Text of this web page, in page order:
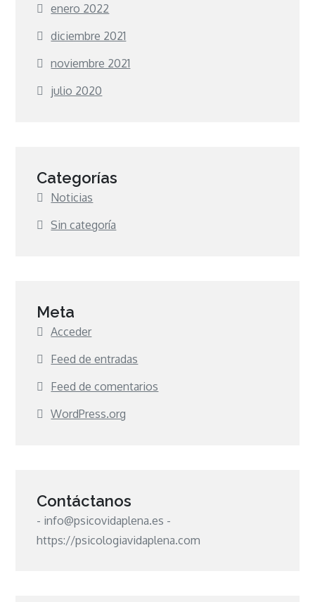
enero 2022
diciembre 2021
noviembre 2021
julio 2020
Categorías
Noticias
Sin categoría
Meta
Acceder
Feed de entradas
Feed de comentarios
WordPress.org
Contáctanos
- info@psicovidaplena.es -
https://psicologiavidaplena.com